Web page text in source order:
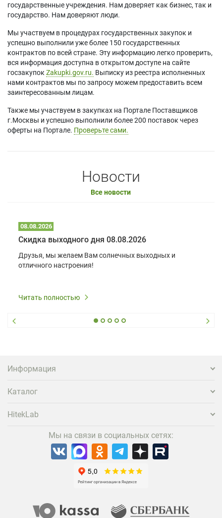
государственные учреждения. Нам доверяет как бизнес, так и
государство. Нам доверяют люди.
Мы участвуем в процедурах государственных закупок и
успешно выполнили уже более 150 государственных
контрактов по всей стране. Эту информацию легко проверить,
вся информация доступна в открытом доступе на сайте
госзакупок Zakupki.gov.ru. Выписку из реестра исполненных
нами контрактов мы по запросу можем предоставить всем
заинтересованным лицам.
Также мы участвуем в закупках на Портале Поставщиков
г.Москвы и успешно выполнили более 200 поставок через
оферты на Портале. Проверьте сами.
Новости
Все новости
08.08.2026
Скидка выходного дня 08.08.2026
Друзья, мы желаем Вам солнечных выходных и
отличного настроения!
Читать полностью
Информация
Каталог
HitekLab
Мы на связи в социальных сетях: